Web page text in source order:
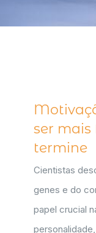
ser mais
termine
Cientistas
genes e do
papel crucial